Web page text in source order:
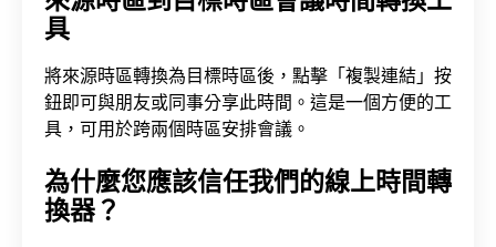
具
將來源時區轉換為目標時區後，點擊「複製連結」按
鈕即可與朋友或同事分享此時間。這是一個方便的工
具，可用於跨兩個時區安排會議。
為什麼您應該信任我們的線上時間轉
換器？